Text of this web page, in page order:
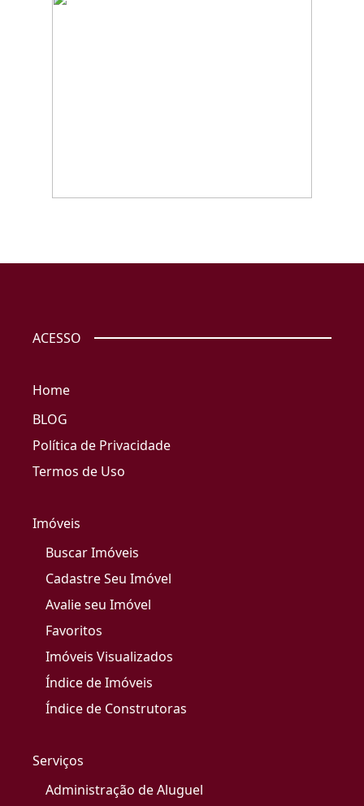
ACESSO
Home
BLOG
Política de Privacidade
Termos de Uso
Imóveis
Buscar Imóveis
Cadastre Seu Imóvel
Avalie seu Imóvel
Favoritos
Imóveis Visualizados
Índice de Imóveis
Índice de Construtoras
Serviços
Administração de Aluguel